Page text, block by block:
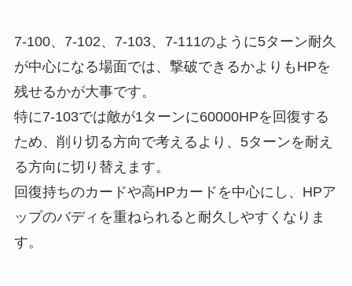
7-100、7-102、7-103、7-111のように5ターン耐久
が中心になる場面では、撃破できるかよりもHPを
残せるかが大事です。
特に7-103では敵が1ターンに60000HPを回復する
ため、削り切る方向で考えるより、5ターンを耐え
る方向に切り替えます。
回復持ちのカードや高HPカードを中心にし、HPア
ップのバディを重ねられると耐久しやすくなりま
す。